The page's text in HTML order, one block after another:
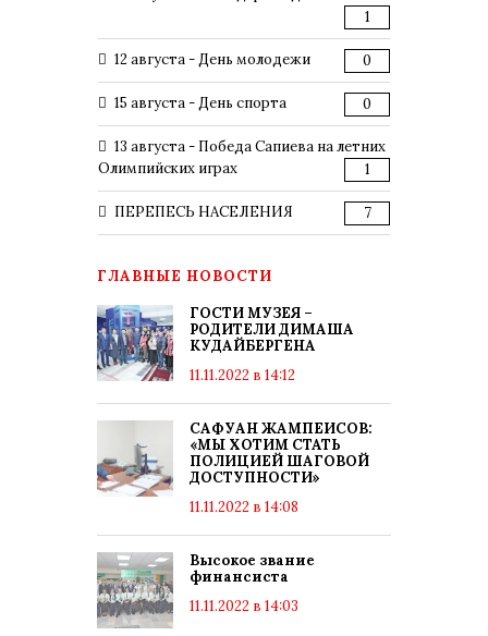
1
12 августа - День молодежи 0
15 августа - День спорта 0
13 августа - Победа Сапиева на летних
Олимпийских играх
1
ПЕРЕПЕСЬ НАСЕЛЕНИЯ 7
ГЛАВНЫЕ НОВОСТИ
ГОСТИ МУЗЕЯ –
РОДИТЕЛИ ДИМАША
КУДАЙБЕРГЕНА
11.11.2022 в 14:12
САФУАН ЖАМПЕИСОВ:
«МЫ ХОТИМ СТАТЬ
ПОЛИЦИЕЙ ШАГОВОЙ
ДОСТУПНОСТИ»
11.11.2022 в 14:08
Высокое звание
финансиста
11.11.2022 в 14:03